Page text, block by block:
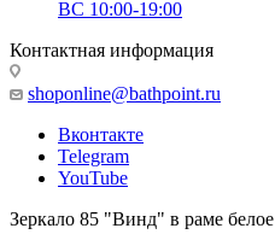
ВС 10:00-19:00
Контактная информация
shoponline@bathpoint.ru
Вконтакте
Telegram
YouTube
Зеркало 85 "Винд" в раме белое